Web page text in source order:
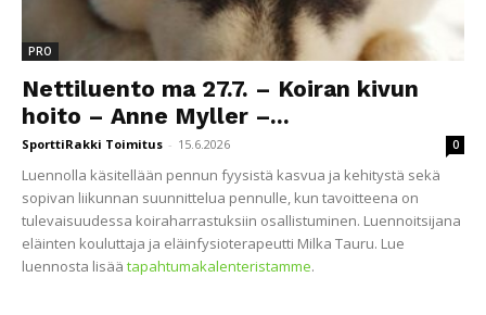
PRO
Nettiluento ma 27.7. – Koiran kivun
hoito – Anne Myller –...
SporttiRakki Toimitus - 15.6.2026 0
Luennolla käsitellään pennun fyysistä kasvua ja kehitystä sekä
sopivan liikunnan suunnittelua pennulle, kun tavoitteena on
tulevaisuudessa koiraharrastuksiin osallistuminen. Luennoitsijana
eläinten kouluttaja ja eläinfysioterapeutti Milka Tauru. Lue
luennosta lisää tapahtumakalenteristamme.